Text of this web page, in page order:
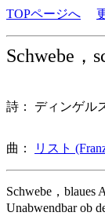
TOPページへ
Schwebe，
詩： ディンゲル
曲： リスト
Schwebe，blaues
Unabwendbar ob